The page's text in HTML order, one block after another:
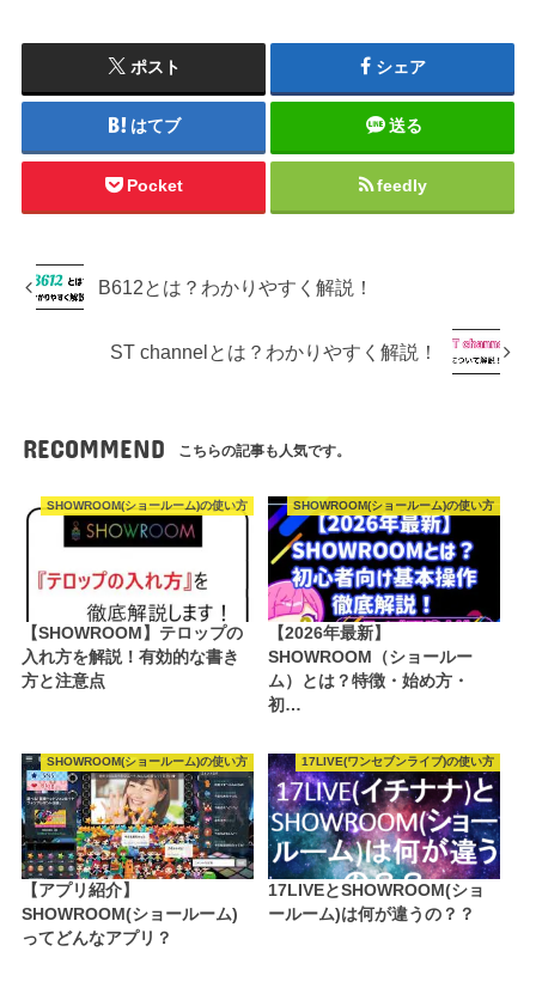
ポスト シェア
はてブ 送る
Pocket feedly
B612とは？わかりやすく解説！
ST channelとは？わかりやすく解説！
RECOMMEND こちらの記事も人気です。
SHOWROOM(ショールーム)の使い方
【SHOWROOM】テロップの
入れ方を解説！有効的な書き
方と注意点
SHOWROOM(ショールーム)の使い方
【2026年最新】
SHOWROOM（ショールー
ム）とは？特徴・始め方・
初…
SHOWROOM(ショールーム)の使い方
【アプリ紹介】
SHOWROOM(ショールーム)
ってどんなアプリ？
17LIVE(ワンセブンライブ)の使い方
17LIVEとSHOWROOM(ショ
ールーム)は何が違うの？？